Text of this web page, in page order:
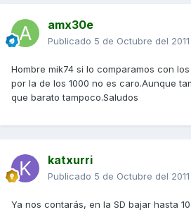
amx30e
Publicado 5 de Octubre del 2011
Hombre mik74 si lo comparamos con
por la de los 1000 no es caro.Aunque
que barato tampoco.Saludos
katxurri
Publicado 5 de Octubre del 2011
Ya nos contarás, en la SD bajar hasta